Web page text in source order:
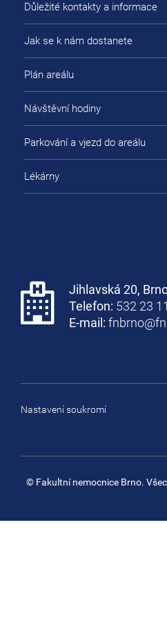
Důležité kontakty a informace
Jak se k nám dostanete
Plán areálu
Návštěvní hodiny
Parkování a vjezd do areálu
Lékárny
Jihlavská 20,
Telefon: 532 23
E-mail:
Nastavení soukromí
© Fakultní nemocnice Brno.